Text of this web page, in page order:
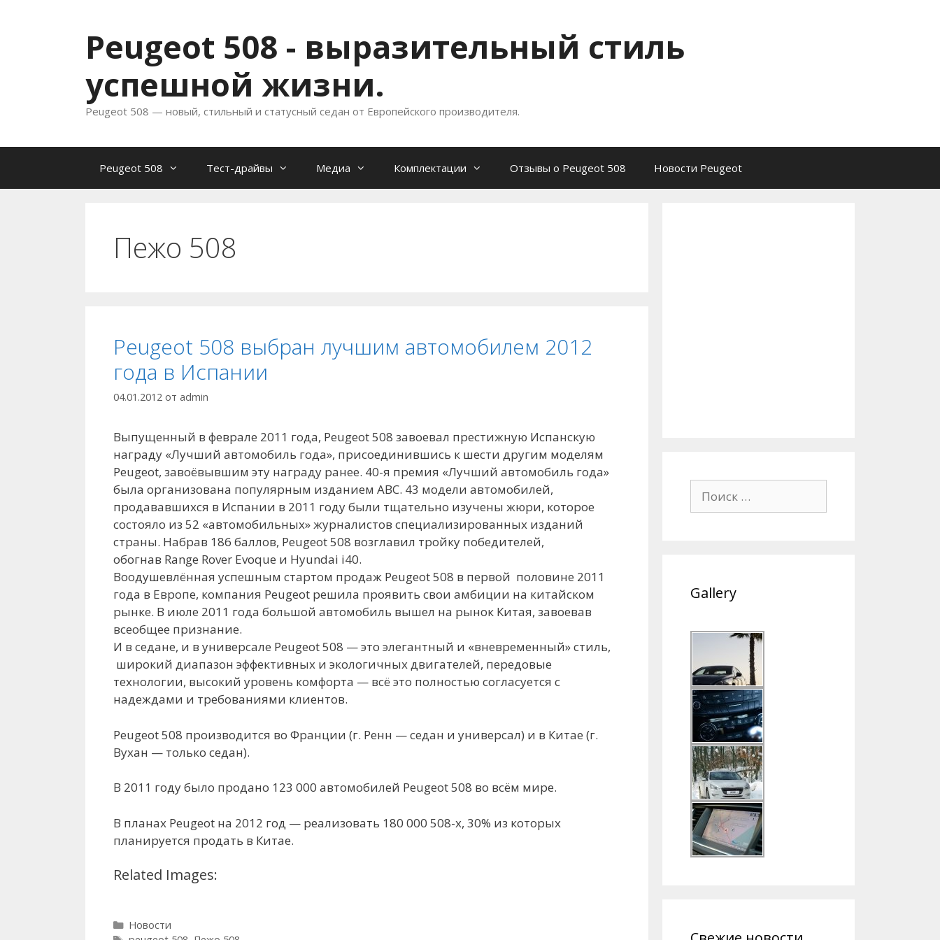
Peugeot 508 - выразительный стиль
успешной жизни.
Peugeot 508 — новый, стильный и статусный седан от Европейского производителя.
Peugeot 508 Тест-драйвы Медиа Комплектации Отзывы о Peugeot 508 Новости Peugeot
Пежо 508
Peugeot 508 выбран лучшим автомобилем 2012
года в Испании
04.01.2012 от admin
Выпущенный в феврале 2011 года, Peugeot 508 завоевал престижную Испанскую
награду «Лучший автомобиль года», присоединившись к шести другим моделям
Peugeot, завоёвывшим эту награду ранее. 40-я премия «Лучший автомобиль года»
была организована популярным изданием ABC. 43 модели автомобилей,
продававшихся в Испании в 2011 году были тщательно изучены жюри, которое
состояло из 52 «автомобильных» журналистов специализированных изданий
страны. Набрав 186 баллов, Peugeot 508 возглавил тройку победителей,
обогнав Range Rover Evoque и Hyundai i40.
Воодушевлённая успешным стартом продаж Peugeot 508 в первой половине 2011
года в Европе, компания Peugeot решила проявить свои амбиции на китайском
рынке. В июле 2011 года большой автомобиль вышел на рынок Китая, завоевав
всеобщее признание.
И в седане, и в универсале Peugeot 508 — это элегантный и «вневременный» стиль,
широкий диапазон эффективных и экологичных двигателей, передовые
технологии, высокий уровень комфорта — всё это полностью согласуется с
надеждами и требованиями клиентов.
Peugeot 508 производится во Франции (г. Ренн — седан и универсал) и в Китае (г.
Вухан — только седан).
В 2011 году было продано 123 000 автомобилей Peugeot 508 во всём мире.
В планах Peugeot на 2012 год — реализовать 180 000 508-х, 30% из которых
планируется продать в Китае.
Related Images:
Рубрики
Новости
Gallery